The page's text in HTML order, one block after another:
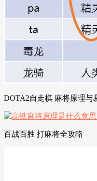
DOTA2自走棋 麻将原理与
百战百胜 打麻将全攻略